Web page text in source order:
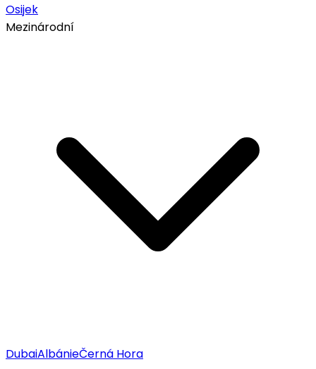
Osijek
Mezinárodní
DubaiAlbánieČerná Hora